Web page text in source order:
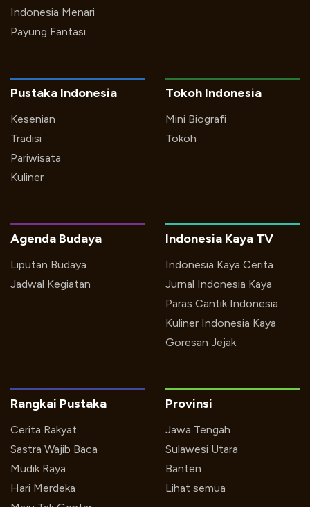
Indonesia Menari
Payung Fantasi
Pustaka Indonesia
Kesenian
Tradisi
Pariwisata
Kuliner
Tokoh Indonesia
Mini Biografi
Tokoh
Indonesia Kaya TV
Indonesia Kaya Cerita
Jurnal Indonesia Kaya
Paras Cantik Indonesia
Kuliner Indonesia Kaya
Goresan Jejak
Agenda Budaya
Liputan Budaya
Jadwal Kegiatan
Rangkai Pustaka
Cerita Rakyat
Sastra Wajib Baca
Mudik Raya
Hari Merdeka
Provinsi
Jawa Tengah
Sulawesi Utara
Banten
Lihat semua